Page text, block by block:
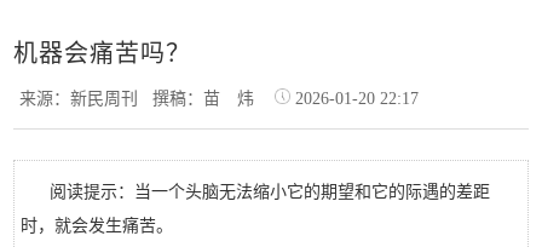
机器会痛苦吗？
来源：新民周刊撰稿：苗 炜 2026-01-20 22:17
阅读提示：当一个头脑无法缩小它的期望和它的际遇的差距
时，就会发生痛苦。